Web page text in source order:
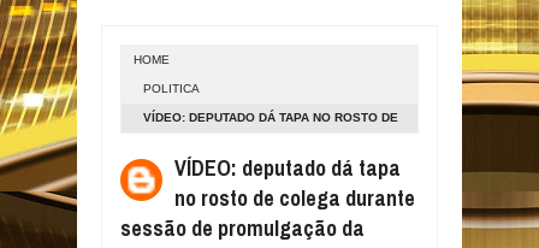
HOME
POLITICA
VÍDEO: DEPUTADO DÁ TAPA NO ROSTO DE
PROMULGAÇÃO DA REFORMA TRIBUTÁRIA
NO CONGRESSO
VÍDEO: deputado dá tapa
no rosto de colega durante
sessão de promulgação da